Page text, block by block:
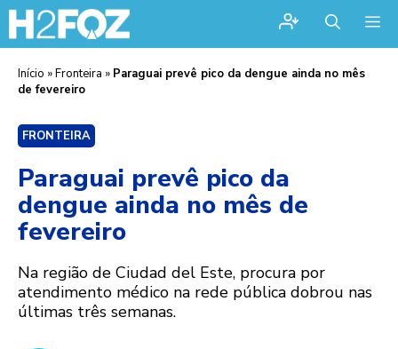
Início »Fronteira » Paraguai prevê pico da dengue ainda no mês
de fevereiro
FRONTEIRA
Paraguai prevê pico da
dengue ainda no mês de
fevereiro
Na região de Ciudad del Este, procura por
atendimento médico na rede pública dobrou nas
últimas três semanas.